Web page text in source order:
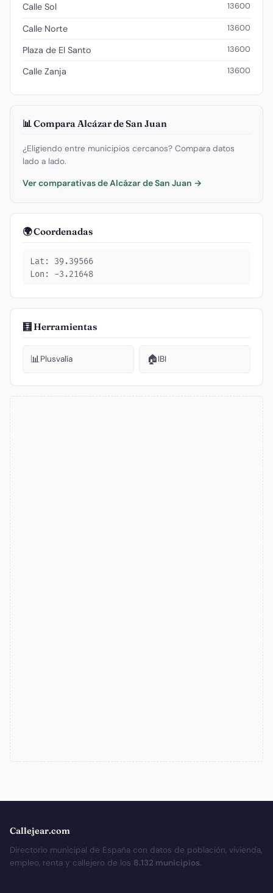
Calle Sol 13600
Calle Norte 13600
Plaza de El Santo 13600
Calle Zanja 13600
📊 Compara Alcázar de San Juan
¿Eligiendo entre municipios cercanos? Compara datos
lado a lado.
Ver comparativas de Alcázar de San Juan →
🌍 Coordenadas
Lat: 39.39566
Lon: -3.21648
🧮 Herramientas
📊Plusvalía 🏠IBI
Callejear.com
Directorio municipal de España con datos de población, vivienda,
empleo, renta y callejero de los 8.132 municipios.